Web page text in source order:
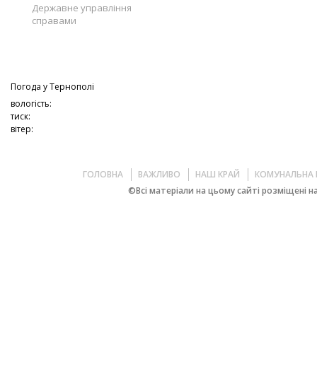
Державне управління
справами
Погода уТернополі
вологість:
тиск:
вітер:
ГОЛОВНА ВАЖЛИВО НАШ КРАЙ
КОМУНАЛЬНА
©Всі матеріали на цьому сайті розміщені